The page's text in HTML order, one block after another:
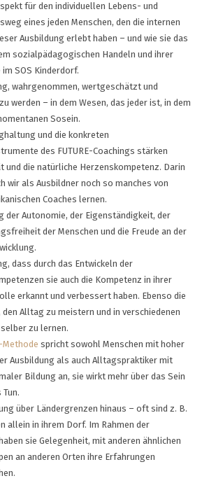
für den individuellen Lebens- und
eines jeden Menschen, den die internen
Ausbildung erlebt haben – und wie sie das
sozialpädagogischen Handeln und ihrer
SOS Kinderdorf.
wahrgenommen, wertgeschätzt und
werden – in dem Wesen, das jeder ist, in dem
Sosein.
und die konkreten
des FUTURE-Coachings stärken
und die natürliche Herzenskompetenz. Darin
wir als Ausbildner noch so manches von
Coaches lernen.
der Autonomie, der Eigenständigkeit, der
der Menschen und die Freude an der
dass durch das Entwickeln der
sie auch die Kompetenz in ihrer
erkannt und verbessert haben. Ebenso die
den Alltag zu meistern und in verschiedenen
zu lernen.
Methode spricht sowohl Menschen mit hoher
Ausbildung als auch Alltagspraktiker mit
Bildung an, sie wirkt mehr über das Sein
über Ländergrenzen hinaus – oft sind z. B.
allein in ihrem Dorf. Im Rahmen der
sie Gelegenheit, mit anderen ähnlichen
an anderen Orten ihre Erfahrungen